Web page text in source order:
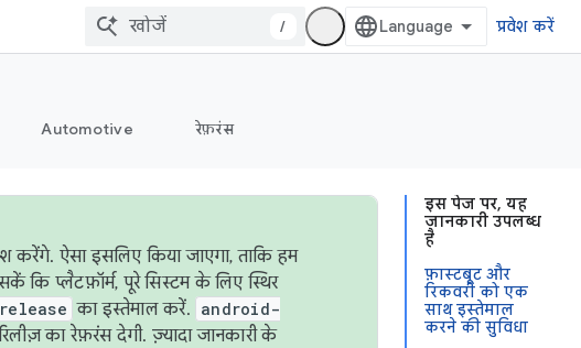
/ प्रवेश करें
Automotive रेफ़रंस
इस पेज पर, यह
जानकारी उपलब्ध
है
फ़ास्टबूट और
रिकवरी को एक
साथ इस्तेमाल
करने की सुविधा
करेंगे. ऐसा इसलिए किया जाएगा, ताकि हम
प्लैटफ़ॉर्म, पूरे सिस्टम के लिए स्थिर
का इस्तेमाल करें. android-
का रेफ़रंस देगी. ज़्यादा जानकारी के